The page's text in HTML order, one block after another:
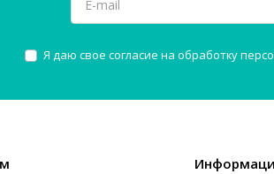
Я даю свое согласие на обработку